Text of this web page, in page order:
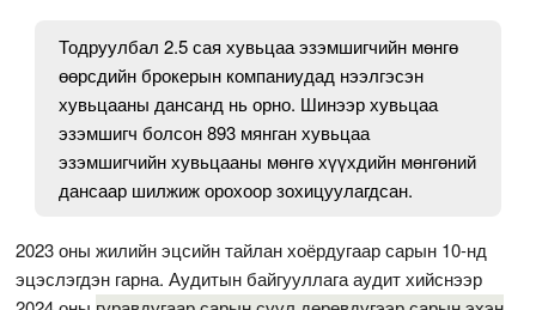
Тодруулбал 2.5 сая хувьцаа эзэмшигчийн мөнгө
өөрсдийн брокерын компаниудад нээлгэсэн
хувьцааны дансанд нь орно. Шинээр хувьцаа
эзэмшигч болсон 893 мянган хувьцаа
эзэмшигчийн хувьцааны мөнгө хүүхдийн мөнгөний
дансаар шилжиж орохоор зохицуулагдсан.
2023 оны жилийн эцсийн тайлан хоёрдугаар сарын 10-нд
эцэслэгдэн гарна. Аудитын байгууллага аудит хийснээр